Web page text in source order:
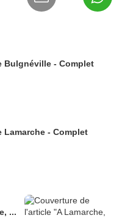
Bulgnéville - Complet
- Complet
...